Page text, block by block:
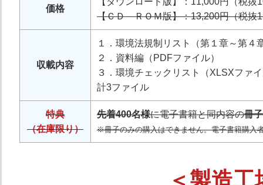
価格
【ＣＤ－ＲＯＭ版】：13,200円（税
収載内容
１．環境法規制リスト（第１章～第
２．資料編（PDFファイル）
３．環境チェックリスト（XLSXファ
計3ファイル
特典
（在庫限り）
先着400名様に電子書籍と同内容の冊
※冊子のみの購入はできません。電子書籍購入
＜製造